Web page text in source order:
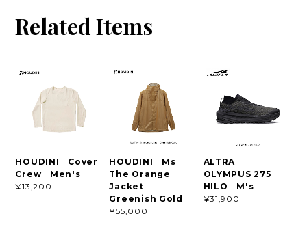
Related Items
HOUDINI Cover
Crew Men's
¥13,200
HOUDINI Ms
The Orange
Jacket
Greenish Gold
¥55,000
ALTRA
OLYMPUS 275
HILO M's
¥31,900